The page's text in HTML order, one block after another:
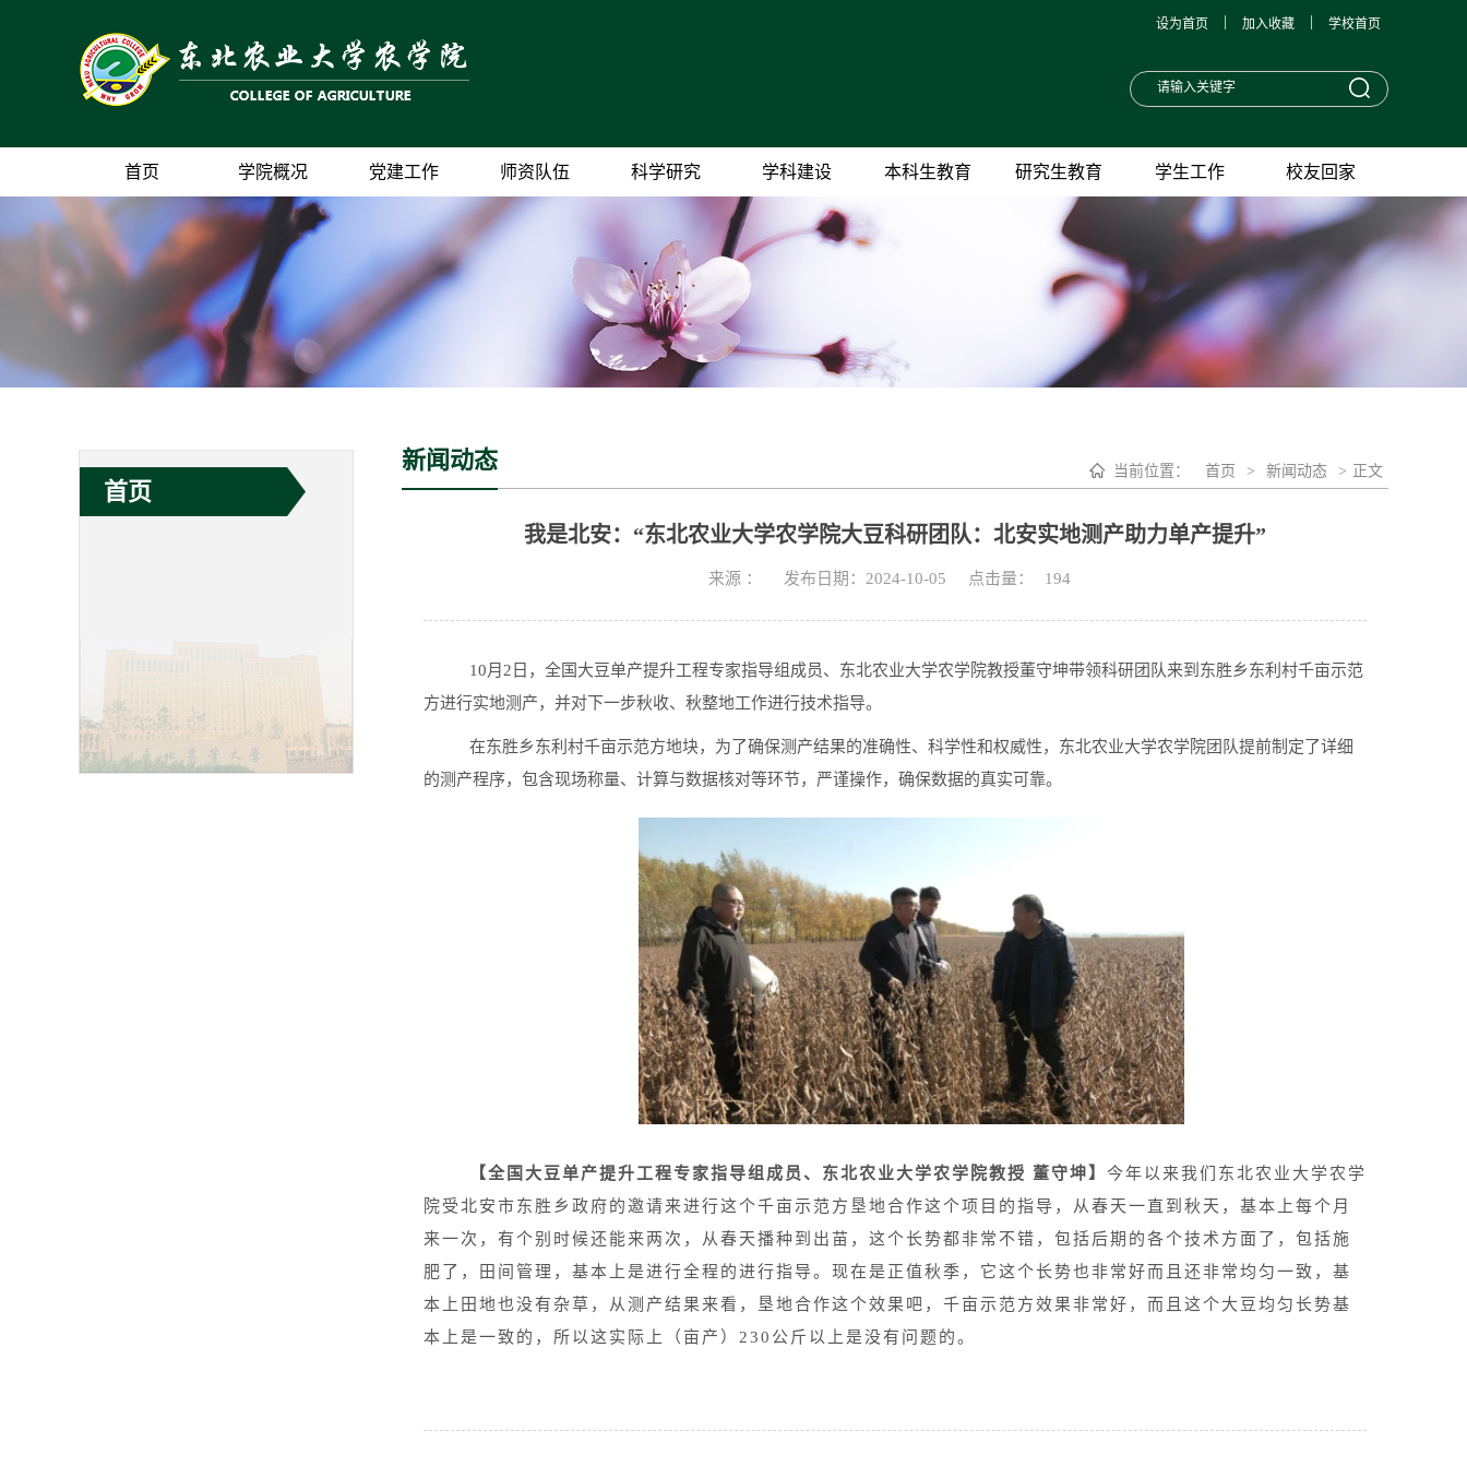
学校首页
加入收藏
设为首页
首页 学院概况 党建工作 师资队伍 科学研究 学科建设 本科生教育 研究生教育 学生工作 校友回家
首页
当前位置： 首页 > 新闻动态 > 正文
新闻动态
我是北安：“东北农业大学农学院大豆科研团队：北安实地测产助力单产提升”
来源 ： 发布日期：2024-10-05 点击量： 194
10月2日，全国大豆单产提升工程专家指导组成员、东北农业大学农学院教授董守坤带领科研团队来到东胜乡东利村千亩示范
方进行实地测产，并对下一步秋收、秋整地工作进行技术指导。
在东胜乡东利村千亩示范方地块，为了确保测产结果的准确性、科学性和权威性，东北农业大学农学院团队提前制定了详细
的测产程序，包含现场称量、计算与数据核对等环节，严谨操作，确保数据的真实可靠。
【全国大豆单产提升工程专家指导组成员、东北农业大学农学院教授 董守坤】 今年以来我们东北农业大学农学
院受北安市东胜乡政府的邀请来进行这个千亩示范方垦地合作这个项目的指导，从春天一直到秋天，基本上每个月
来一次，有个别时候还能来两次，从春天播种到出苗，这个长势都非常不错，包括后期的各个技术方面了，包括施
肥了，田间管理，基本上是进行全程的进行指导。现在是正值秋季，它这个长势也非常好而且还非常均匀一致，基
本上田地也没有杂草，从测产结果来看，垦地合作这个效果吧，千亩示范方效果非常好，而且这个大豆均匀长势基
本上是一致的，所以这实际上（亩产）230公斤以上是没有问题的。